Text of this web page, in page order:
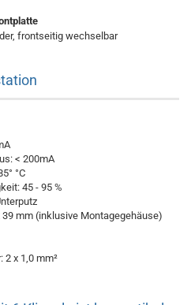
frontseitig wechselbar
< 200mA
°C
45 - 95 %
mm (inklusive Montagegehäuse)
2 x 1,0 mm²